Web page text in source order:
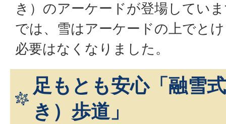
き）のアーケードが登場してい
では、雪はアーケードの上でと
必要はなくなりました。
足もとも安心「融雪
き）歩道」